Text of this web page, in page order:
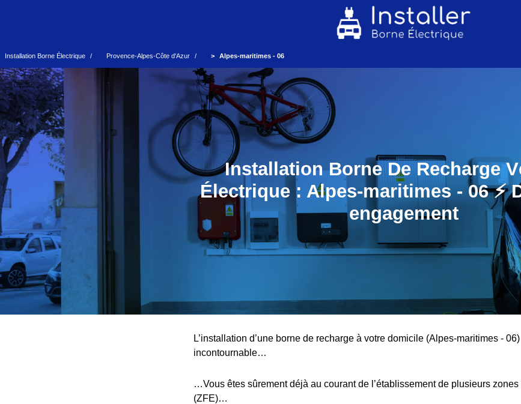
Installation Borne Électrique Provence-Alpes-Côte d'Azur Alpes-maritimes - 06
Installation Borne De Recharge
Électrique : Alpes-maritimes - 06 ⚡️
engagement
L’installation d’une borne de recharge à votre domicile (Alpes-maritimes -
incontournable…
…Vous êtes sûrement déjà au courant de l’établissement de plusieurs
(ZFE)…